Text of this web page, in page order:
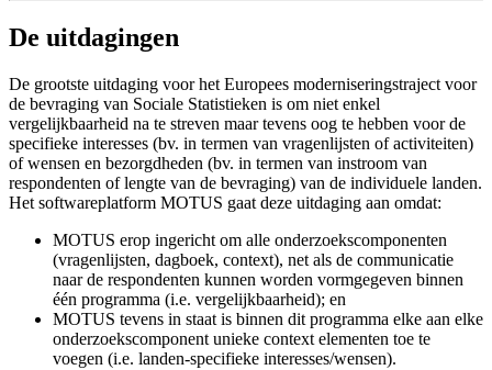
De uitdagingen
De grootste uitdaging voor het Europees moderniseringstraject voor
de bevraging van Sociale Statistieken is om niet enkel
vergelijkbaarheid na te streven maar tevens oog te hebben voor de
specifieke interesses (bv. in termen van vragenlijsten of activiteiten)
of wensen en bezorgdheden (bv. in termen van instroom van
respondenten of lengte van de bevraging) van de individuele landen.
Het softwareplatform MOTUS gaat deze uitdaging aan omdat:
MOTUS erop ingericht om alle onderzoekscomponenten
(vragenlijsten, dagboek, context), net als de communicatie
naar de respondenten kunnen worden vormgegeven binnen
één programma (i.e. vergelijkbaarheid); en
MOTUS tevens in staat is binnen dit programma elke aan elke
onderzoekscomponent unieke context elementen toe te
voegen (i.e. landen-specifieke interesses/wensen).